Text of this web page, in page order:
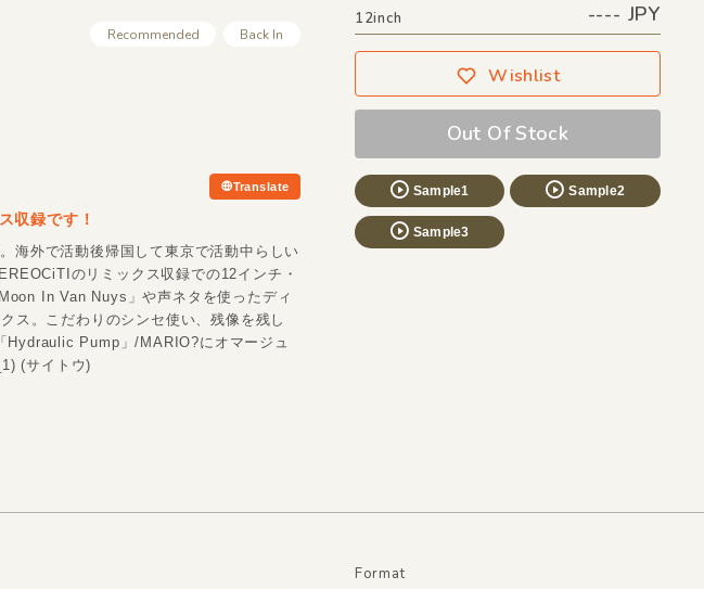
Recommended Back In
Translate
12inch ---- JPY
Wishlist
Out Of Stock
Sample1 Sample2
Sample3
収録です！
海外で活動後帰国して東京で活動中らしい
のリミックス収録での12インチ・
In Van Nuys」や声ネタを使ったディ
ス。こだわりのシンセ使い、残像を残し
Hydraulic Pump」/MARIO?にオマージュ
(サイトウ)
Format